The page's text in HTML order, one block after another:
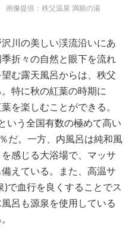
画像提供：秩父温泉 満願の湯
川の美しい渓流沿いにあ
折々の自然と眼下を流れ
む露天風呂からは、秩父
特に秋の紅葉の時期に
を楽しむことができる。
いう全国有数の極めて高い
だ。一方、内風呂は純和風
感じる大浴場で、マッサ
えている。また、高温サ
で血行を良くすることでス
呂も源泉を使用している